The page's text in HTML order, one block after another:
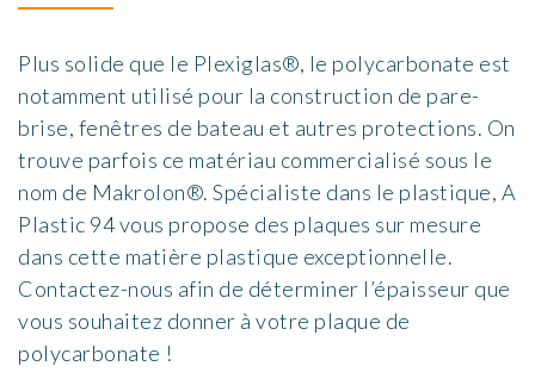
Plus solide que le Plexiglas®, le polycarbonate est
notamment utilisé pour la construction de pare-
brise, fenêtres de bateau et autres protections. On
trouve parfois ce matériau commercialisé sous le
nom de Makrolon®. Spécialiste dans le plastique, A
Plastic 94vous propose des plaques sur mesure
dans cette matière plastique exceptionnelle.
Contactez-nous afin de déterminer l’épaisseur que
vous souhaitez donner à votre plaque de
polycarbonate !